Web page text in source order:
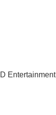
Entertainment